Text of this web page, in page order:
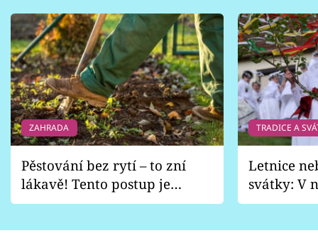
ZAHRADA
Pěstování bez rytí – to zní
lákavě! Tento postup je
vhodný jen pro některé
TRADICE A
Letnice
svátky: V
pondělí